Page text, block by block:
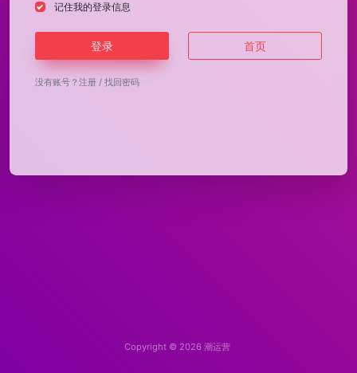
记住我的登录信息
登录 首页
没有账号？ 注册 / 找回密码
Copyright © 2026 潮运营